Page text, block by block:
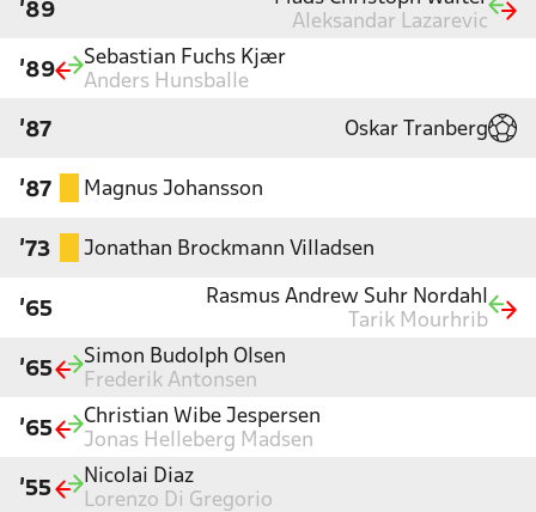
'89
Aleksandar Lazarevic
'89
Sebastian Fuchs Kjær
Anders Hunsballe
'87 Oskar Tranberg
'87 Magnus Johansson
'73 Jonathan Brockmann Villadsen
'65
Rasmus Andrew Suhr Nordahl
Tarik Mourhrib
'65
Simon Budolph Olsen
Frederik Antonsen
'65
Christian Wibe Jespersen
Jonas Helleberg Madsen
'55
Nicolai Diaz
Lorenzo Di Gregorio